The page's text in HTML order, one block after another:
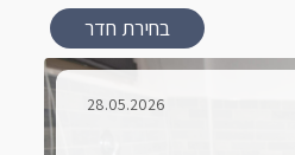
בחירת חדר
28.05.2026